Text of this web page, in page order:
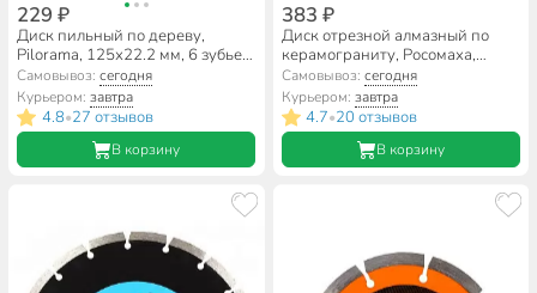
229 ₽
Диск пильный по дереву,
Pilorama, 125х22.2 мм, 6 зубьев,
22,23/20/16 мм, 501206
Самовывоз:сегодня
Курьером:завтра
4.8•27 отзывов
В корзину
383 ₽
Диск отрезной алмазный по
керамограниту, Росомаха,
Супер тонкий, 125х1 мм, сухой/
влажный рез, 105125
Самовывоз: сегодня
Курьером: завтра
4.7•20 отзывов
В корзину